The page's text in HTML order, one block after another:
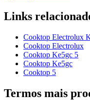
Links
Cooktop Electrolux
Cooktop Electrolux
Cooktop Ke5gc 5
Cooktop Ke5gc
Cooktop 5
Termos mais